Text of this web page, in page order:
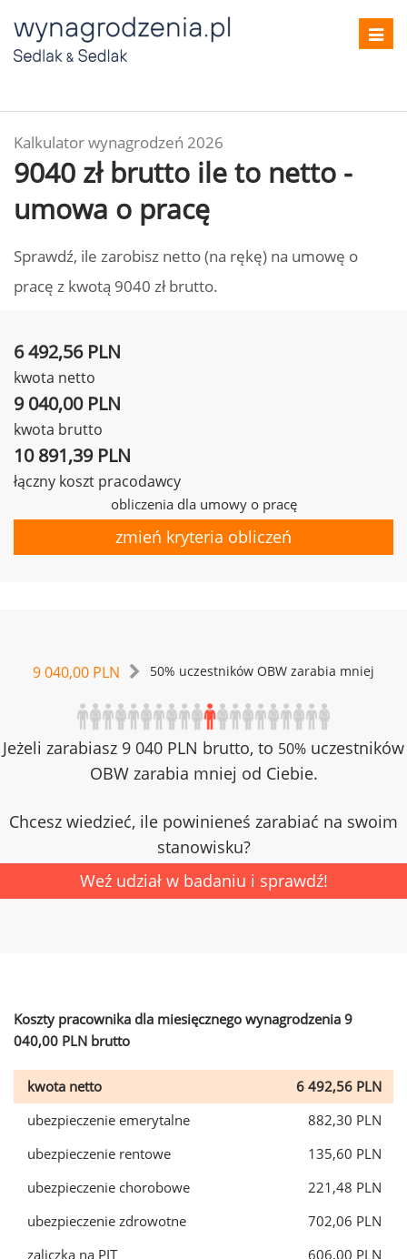
Kalkulator wynagrodzeń 2026
9040 zł brutto ile to netto -
umowa o pracę
Sprawdź, ile zarobisz netto (na rękę) na umowę o
pracę z kwotą 9040 zł brutto.
6 492,56 PLN
kwota netto
9 040,00 PLN
kwota brutto
10 891,39 PLN
łączny koszt pracodawcy
obliczenia dla umowy o pracę
zmień kryteria obliczeń
9 040,00 PLN 50% uczestników OBW zarabia mniej
Jeżeli zarabiasz 9 040 PLN brutto, to 50% uczestników
OBW zarabia mniej od Ciebie.
Chcesz wiedzieć, ile powinieneś zarabiać na swoim
stanowisku?
Weź udział w badaniu i sprawdź!
Koszty pracownika dla miesięcznego wynagrodzenia 9
040,00 PLN brutto
kwota netto
6 492,56 PLN
ubezpieczenie emerytalne
882,30 PLN
ubezpieczenie rentowe
135,60 PLN
ubezpieczenie chorobowe
221,48 PLN
ubezpieczenie zdrowotne
702,06 PLN
zaliczka na PIT
606,00 PLN